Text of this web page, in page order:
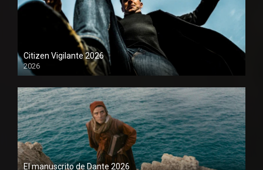
Citizen Vigilante 2026
2026
1080P
El manuscrito de Dante 2026